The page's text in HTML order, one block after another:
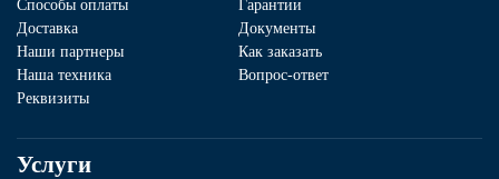
Способы оплаты
Гарантии
Доставка
Документы
Наши партнеры
Как заказать
Наша техника
Вопрос-ответ
Реквизиты
Услуги